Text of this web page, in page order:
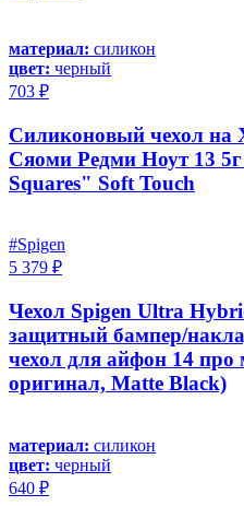
материал: силикон
цвет: черный
703 ₽
Силиконовый чехол на
Сяоми Редми Ноут 13
Squares" Soft Touch
#Spigen
5 379 ₽
Чехол Spigen Ultra
защитный бампер/
чехол для айфон 14 про
оригинал, Matte Black)
материал: силикон
цвет: черный
640 ₽